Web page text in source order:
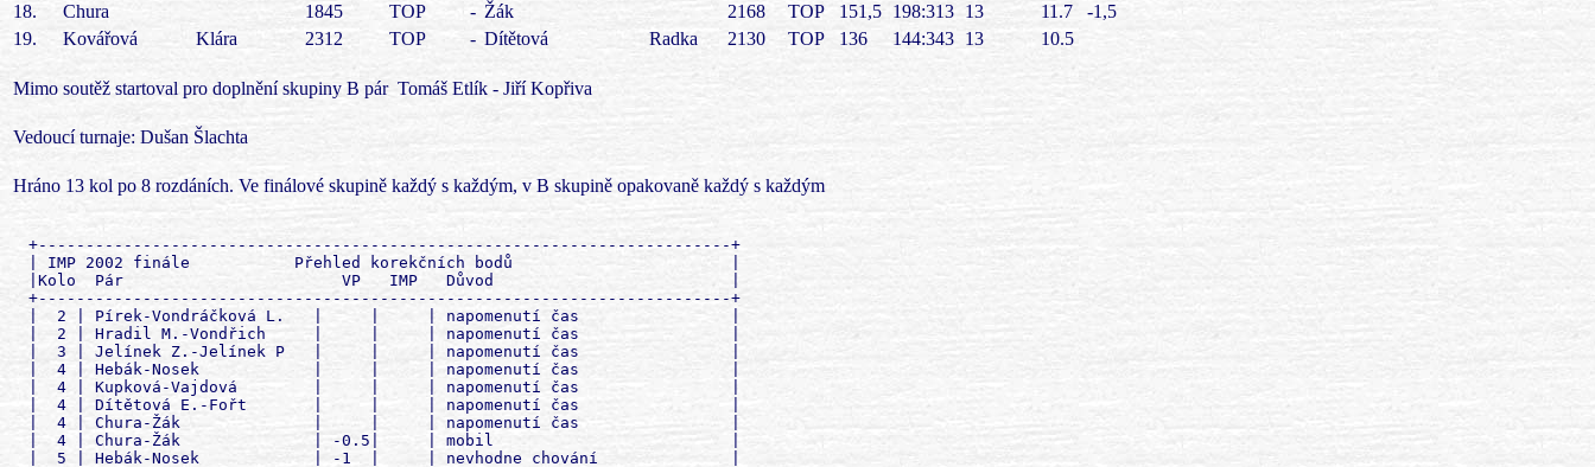
18.
Chura 1845 TOP - Žák 2168 TOP 151,5 198:313 13 11.7
-1,5
19.
Kovářová Klára 2312 TOP - Dítětová Radka 2130 TOP 136 144:343 13 10.5
Mimo soutěž startoval pro doplnění skupiny B pár Tomáš Etlík - Jiří Kopřiva
Vedoucí turnaje: Dušan Šlachta
Hráno 13 kol po 8 rozdáních. Ve finálové skupině každý s každým, v B skupině opakovaně každý s každým
  +-------------------------------------------------------------------------+
  | IMP 2002 finále           Přehled korekčních bodů                       |
  |Kolo  Pár                       VP   IMP   Důvod                         |
  +-------------------------------------------------------------------------+
  |  2 | Pírek-Vondráčková L.   |     |     | napomenutí čas                |
  |  2 | Hradil M.-Vondřich     |     |     | napomenutí čas                |
  |  3 | Jelínek Z.-Jelínek P   |     |     | napomenutí čas                |
  |  4 | Hebák-Nosek            |     |     | napomenutí čas                |
  |  4 | Kupková-Vajdová        |     |     | napomenutí čas                |
  |  4 | Dítětová E.-Fořt       |     |     | napomenutí čas                |
  |  4 | Chura-Žák              |     |     | napomenutí čas                |
  |  4 | Chura-Žák              | -0.5|     | mobil                         |
  |  5 | Hebák-Nosek            | -1  |     | nevhodne chování              |
  |  5 | Holý-Kosička           |     |     | napomenutí čas                |
  |  6 | Jelínek Z.-Jelínek P   | -1  |     | cas                           |
  |  6 | Martynek-Martynek j.   |     |     | napomenutí čas                |
  |  6 | Pírek-Vondráčková L.   | -1  |     | cas                           |
  |  6 | Hebák-Nosek            | -1  |     | cas                           |
  |  6 | Kupková-Vajdová        | -0.5|     | mobil                         |
  |  6 | Dítětová E.-Fořt       | -2  |     | cas                           |
  |  6 | Chura-Žák              | -1  |     | cas                           |
  |  6 | Kovářová-Dítětová R.   |     |     | napomenutí čas                |
  |  6 | Etlík-Kopřiva          |     |     | napomenutí čas                |
  |  6 | Etlík-Kopřiva          | -1  |     | cas                           |
  | 10 | Hrubant-Zajíček        | -0.5|     | mobil                         |
  | 10 | Pírek-Vondráčková L.   | -1  |     | cas                           |
  | 11 | Bahníková-Svoboda      |     |     | napomenutí čas                |
  | 11 | Holý-Kosička           | -1  |     | cas                           |
  +-------------------------------------------------------------------------+

  +-------------------------------------------------------------------------+
  | IMP 2002 finále                                                         |
  | Kolo:  1                                              Sestava: 1        |
  +-------------------------------------------------------------------------+
  | Franz-Hnátová               Holý-Kosička                14:16 ( 10: 12) |
  | Laštovička-Stupka           Hebák-Nosek                 10:20 (  6: 23) |
  | Hlaváč-Frabša j.            Martynek-Martynek j.        11:19 (  6: 20) |
  | Jelínek Z.-Jelínek P.       Hradil M.-Vondřich          15:15 (  9: 10) |
  | Baláš-Picmaus               Kupková-Vajdová             24: 6 ( 30:  3) |
  | Bahník P.-Mráz              Pírek-Vondráčková L.        16:14 ( 18: 13) |
  | Hrubant-Zajíček             Bahníková-Svoboda           13:17 (  2:  9) |
  | Bahník Š.-Schenk            Maternová-Suchá             16:14 ( 28: 25) |
  | Kovářová-Dítětová R.        Chura-Žák                   19:11 ( 27: 13) |
  | Etlík-Kopřiva               Dítětová E.-Fořt            13:17 ( 15: 21) |
  +-------------------------------------------------------------------------+

  +-------------------------------------------------------------------------+
  | IMP 2002 finále                                                         |
  | Kolo:  2                                              Sestava: 1        |
  +-------------------------------------------------------------------------+
  | Hlaváč-Frabša j.            Jelínek Z.-Jelínek P.       17:13 ( 18: 11) |
  | Martynek-Martynek j.        Laštovička-Stupka           12:18 (  8: 17) |
  | Hrubant-Zajíček             Kupková-Vajdová             19:11 ( 16:  4) |
  | Bahníková-Svoboda           Bahník P.-Mráz              13:17 ( 11: 19) |
  | Franz-Hnátová               Hebák-Nosek                  8:22 (  6: 27) |
  | Baláš-Picmaus               Holý-Kosička                18:12 ( 18:  7) |
  | Pírek-Vondráčková L.        Hradil M.-Vondřich          16:14 ( 14: 10) |
  | Maternová-Suchá             Kovářová-Dítětová R.        17:13 ( 23: 15) |
  | Dítětová E.-Fořt            Bahník Š.-Schenk            15:15 ( 16: 16) |
  | Chura-Žák                   Etlík-Kopřiva                0:25 (  0: 54) |
  +-------------------------------------------------------------------------+

  +-------------------------------------------------------------------------+
  | IMP 2002 finále                                                         |
  | Kolo:  3                                              Sestava: 1        |
  +-------------------------------------------------------------------------+
  | Hradil M.-Vondřich          Hebák-Nosek                 17:13 ( 13:  7) |
  | Bahníková-Svoboda           Franz-Hnátová               13:17 ( 10: 16) |
  | Bahník P.-Mráz              Hrubant-Zajíček             19:11 ( 18:  5) |
  | Hlaváč-Frabša j.            Holý-Kosička                12:18 ( 14: 23) |
  | Jelínek Z.-Jelínek P.       Pírek-Vondráčková L.        16:14 ( 23: 20) |
  | Martynek-Martynek j.        Kupková-Vajdová             14:16 (  8: 13) |
  | Baláš-Picmaus               Laštovička-Stupka           14:16 ( 11: 15) |
  | Dítětová E.-Fořt            Kovářová-Dítětová R.        17:13 ( 14:  7) |
  | Chura-Žák                   Maternová-Suchá              5:25 (  4: 37) |
  | Etlík-Kopřiva               Bahník Š.-Schenk            22: 8 ( 26:  4) |
  +-------------------------------------------------------------------------+

  +-------------------------------------------------------------------------+
  | IMP 2002 finále                                                         |
  | Kolo:  4                                              Sestava: 1        |
  +-------------------------------------------------------------------------+
  | Baláš-Picmaus               Hrubant-Zajíček             13:17 ( 13: 20) |
  | Hebák-Nosek                 Kupková-Vajdová             25: 3 ( 46:  7) |
  | Jelínek Z.-Jelínek P.       Martynek-Martynek j.        14:16 ( 15: 19) |
  | Pírek-Vondráčková L.        Hlaváč-Frabša j.             6:24 (  0: 29) |
  | Bahníková-Svoboda           Laštovička-Stupka           12:18 ( 17: 26) |
  | Franz-Hnátová               Hradil M.-Vondřich          15:15 ( 12: 13) |
  | Bahník P.-Mráz              Holý-Kosička                18:12 ( 19:  8) |
  | Dítětová E.-Fořt            Chura-Žák                   24: 6 ( 32:  5) |
  | Bahník Š.-Schenk            Kovářová-Dítětová R.        25: 3 ( 52: 11) |
  | Maternová-Suchá             Etlík-Kopřiva                5:25 (  0: 32) |
  +-------------------------------------------------------------------------+

  +-------------------------------------------------------------------------+
  | IMP 2002 finále                                                         |
  | Kolo:  5                                              Sestava: 1        |
  +-------------------------------------------------------------------------+
  | Pírek-Vondráčková L.        Laštovička-Stupka           16:14 ( 18: 16) |
  | Baláš-Picmaus               Hlaváč-Frabša j.            16:14 ( 24: 20) |
  | Kupková-Vajdová             Holý-Kosička                 8:22 (  4: 27) |
  | Franz-Hnátová               Bahník P.-Mráz              16:14 (  9:  5) |
  | Hradil M.-Vondřich          Bahníková-Svoboda           12:18 (  5: 15) |
  | Jelínek Z.-Jelínek P.       Hrubant-Zajíček             17:13 ( 14:  7) |
  | Martynek-Martynek j.        Hebák-Nosek                 12:18 (  7: 16) |
  | Chura-Žák                   Bahník Š.-Schenk             9:21 (  4: 24) |
  | Maternová-Suchá             Dítětová E.-Fořt            17:13 ( 21: 13) |
  | Etlík-Kopřiva               Kovářová-Dítětová R.        12:18 ( 11: 20) |
  +-------------------------------------------------------------------------+

  +-------------------------------------------------------------------------+
  | IMP 2002 finále                                                         |
  | Kolo:  6                                              Sestava: 1        |
  +-------------------------------------------------------------------------+
  | Bahník P.-Mráz              Kupková-Vajdová             22: 8 ( 27:  5) |
  | Hradil M.-Vondřich          Hrubant-Zajíček             16:14 ( 14: 12) |
  | Baláš-Picmaus               Bahníková-Svoboda           12:18 (  7: 18) |
  | Holý-Kosička                Laštovička-Stupka           16:14 ( 13:  9) |
  | Martynek-Martynek j.        Pírek-Vondráčková L.        13:17 ( 15: 22) |
  | Hebák-Nosek                 Jelínek Z.-Jelínek P.       21: 9 ( 22:  3) |
  | Franz-Hnátová               Hlaváč-Frabša j.             7:23 (  2: 28) |
  | Bahník Š.-Schenk            Maternová-Suchá             14:16 ( 16: 19) |
  | Kovářová-Dítětová R.        Chura-Slanina               11:19 ( 10: 24) |
  | Dítětová E.-Machát          Etlík-Kopřiva               20:10 ( 18:  3) |
  +-------------------------------------------------------------------------+

  +-------------------------------------------------------------------------+
  | IMP 2002 finále                                                         |
  | Kolo:  7                                              Sestava: 1        |
  +-------------------------------------------------------------------------+
  | Martynek-Martynek j.        Bahníková-Svoboda           12:18 (  5: 16) |
  | Pírek-Vondráčková L.        Holý-Kosička                17:13 ( 19: 11) |
  | Hebák-Nosek                 Hlaváč-Frabša j.             7:23 (  4: 28) |
  | Baláš-Picmaus               Jelínek Z.-Jelínek P.       16:14 ( 11:  6) |
  | Laštovička-Stupka           Hrubant-Zajíček             14:16 ( 10: 12) |
  | Bahní